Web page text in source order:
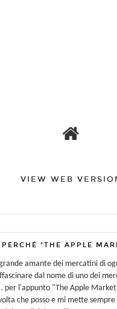
VIEW WEB
PERCHÉ "THE APPLE
grande amante dei mercatini di
dal nome di uno dei
per l'appunto "The Apple
che posso e mi mette